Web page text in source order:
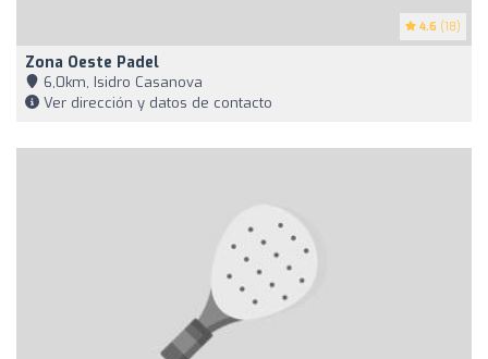
4.6 (18)
Zona Oeste Padel
6,0km, Isidro Casanova
Ver dirección y datos de contacto